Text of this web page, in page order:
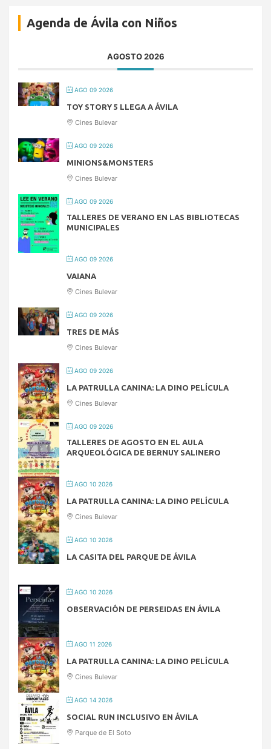
Agenda de Ávila con Niños
AGOSTO 2026
AGO 09 2026
TOY STORY 5 LLEGA A ÁVILA
Cines Bulevar
AGO 09 2026
MINIONS&MONSTERS
Cines Bulevar
AGO 09 2026
TALLERES DE VERANO EN LAS BIBLIOTECAS
MUNICIPALES
AGO 09 2026
VAIANA
Cines Bulevar
AGO 09 2026
TRES DE MÁS
Cines Bulevar
AGO 09 2026
LA PATRULLA CANINA: LA DINO PELÍCULA
Cines Bulevar
AGO 09 2026
TALLERES DE AGOSTO EN EL AULA
ARQUEOLÓGICA DE BERNUY SALINERO
AGO 10 2026
LA PATRULLA CANINA: LA DINO PELÍCULA
Cines Bulevar
AGO 10 2026
LA CASITA DEL PARQUE DE ÁVILA
AGO 10 2026
OBSERVACIÓN DE PERSEIDAS EN ÁVILA
AGO 11 2026
LA PATRULLA CANINA: LA DINO PELÍCULA
Cines Bulevar
AGO 14 2026
SOCIAL RUN INCLUSIVO EN ÁVILA
Parque de El Soto